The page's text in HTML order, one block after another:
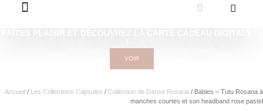
VOIR
Accueil / Les Collections Capsules / Collection de Danse Rosana / Babies – Tutu Rosana à
manches courtes et son headband rose pastel